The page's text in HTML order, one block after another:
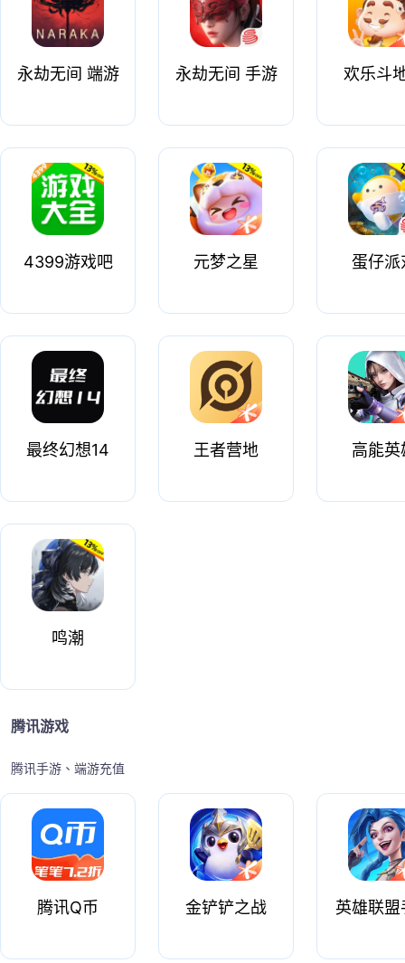
永劫无间 端游 永劫无间 手游 欢乐斗
4399游戏吧 元梦之星 蛋仔派
最终幻想14 王者营地 高能英
鸣潮
腾讯游戏
腾讯手游、端游充值
腾讯Q币 金铲铲之战 英雄联盟